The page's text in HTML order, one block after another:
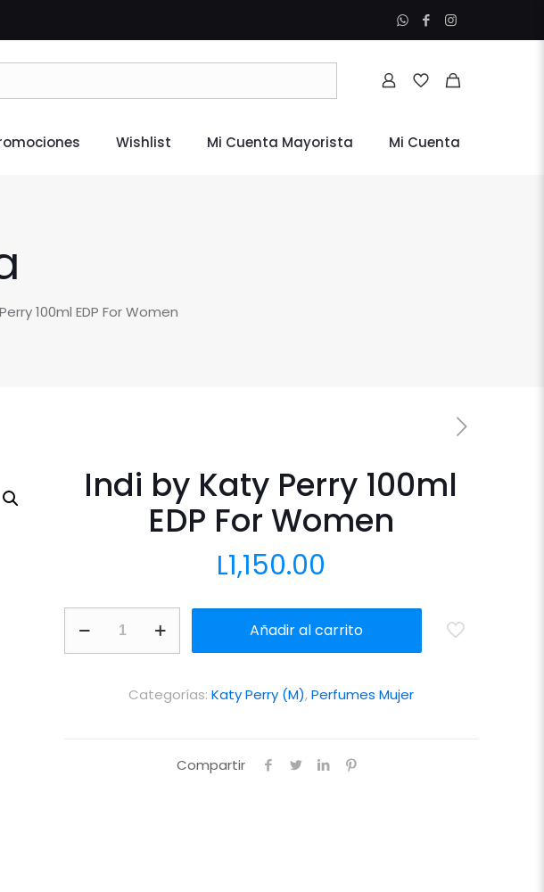
Wishlist Mi Cuenta Mayorista Mi Cuenta
100ml EDP For Women
Indi by Katy Perry 100ml
EDP For Women
L1,150.00
Añadir al carrito
Categorías: Katy Perry (M),Perfumes Mujer
Compartir